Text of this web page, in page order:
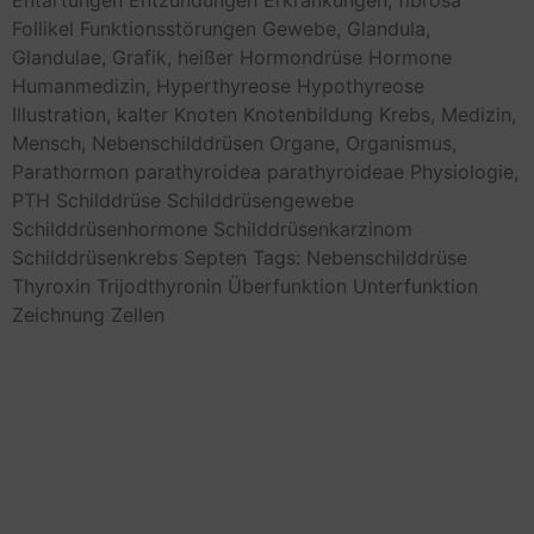
Follikel Funktionsstörungen Gewebe, Glandula,
Glandulae, Grafik, heißer Hormondrüse Hormone
Humanmedizin, Hyperthyreose Hypothyreose
Illustration, kalter Knoten Knotenbildung Krebs, Medizin,
Mensch, Nebenschilddrüsen Organe, Organismus,
Parathormon parathyroidea parathyroideae Physiologie,
PTH Schilddrüse Schilddrüsengewebe
Schilddrüsenhormone Schilddrüsenkarzinom
Schilddrüsenkrebs Septen Tags: Nebenschilddrüse
Thyroxin Trijodthyronin Überfunktion Unterfunktion
Zeichnung Zellen